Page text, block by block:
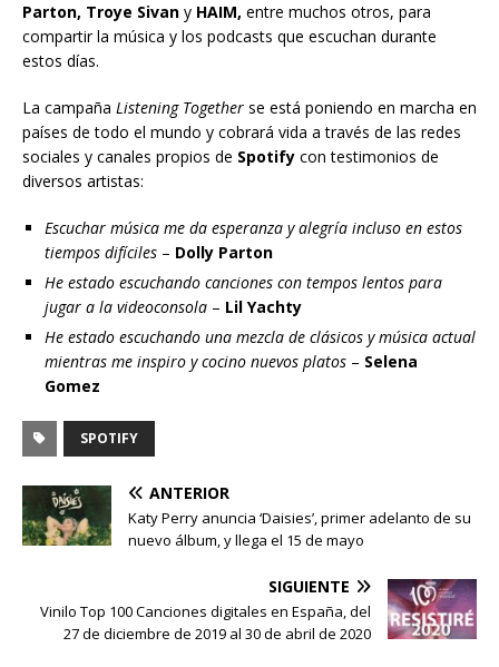
Parton, Troye Sivan y HAIM, entre muchos otros, para
compartir la música y los podcasts que escuchan durante
estos días.
La campaña Listening Together se está poniendo en marcha en
países de todo el mundo y cobrará vida a través de las redes
sociales y canales propios de Spotify con testimonios de
diversos artistas:
Escuchar música me da esperanza y alegría incluso en estos
tiempos difíciles – Dolly Parton
He estado escuchando canciones con tempos lentos para
jugar a la videoconsola – Lil Yachty
He estado escuchando una mezcla de clásicos y música actual
mientras me inspiro y cocino nuevos platos – Selena
Gomez
SPOTIFY
ANTERIOR
Katy Perry anuncia ‘Daisies’, primer adelanto de su
nuevo álbum, y llega el 15 de mayo
SIGUIENTE
Vinilo Top 100 Canciones digitales en España, del
27 de diciembre de 2019 al 30 de abril de 2020